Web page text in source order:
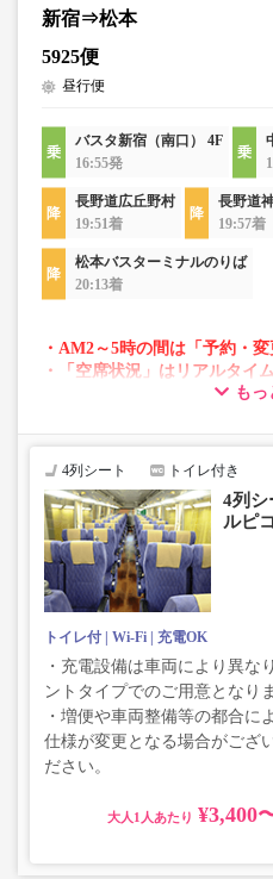
新宿⇒松本
5925便
昼行便
バスタ新宿（南口） 4F
16:55発
長野道広丘野村
19:51着
長野道
19:57着
松本バスターミナルのりば
20:13着
・AM2～5時の間は「予約・変
・「空席状況」はリアルタイ
ない場合がございます。
する場合がございます。
・車両は予告なく変更となる
で、あらかじめご了承ください
もっ
4列シート トイレ付き
4列シ
ルピ
トイレ付 Wi-Fi 充電OK
・充電設備は車両により異な
ントタイプでのご用意となり
・増便や車両整備等の都合に
仕様が変更となる場合がござ
ださい。
大人 ¥3,400